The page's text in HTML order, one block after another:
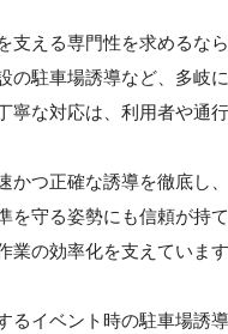
支える専門性を求めるなら
の駐車場誘導など、多岐
寧な対応は、利用者や通
かつ正確な誘導を徹底し
を守る姿勢にも信頼が持
業の効率化を支えています
るイベント時の駐車場誘